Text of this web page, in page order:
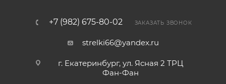
+7 (982) 675-80-02 ЗАКАЗАТЬ ЗВОНОК
strelki66@yandex.ru
г. Екатеринбург, ул. Ясная 2 ТРЦ
Фан-Фан